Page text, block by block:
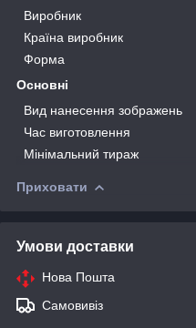
Виробник
Країна виробник
Форма
Основні
Вид нанесення зображень
Час виготовлення
Мінімальний тираж
Приховати
Умови доставки
Нова Пошта
Самовивіз